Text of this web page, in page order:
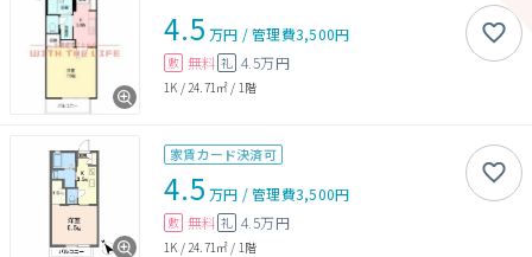
4.5 万円 /管理費3,500円
敷 無料 礼 4.5万円
1K / 24.71㎡ / 1階
家賃カード決済可
4.5 万円 /管理費3,500円
敷 無料 礼 4.5万円
1K /24.71㎡ / 1階